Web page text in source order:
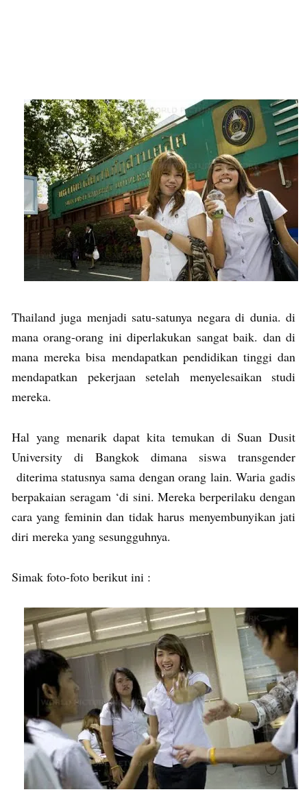
Thailand juga menjadi satu-satunya negara di dunia. di
mana orang-orang ini diperlakukan sangat baik. dan di
mana mereka bisa mendapatkan pendidikan tinggi dan
mendapatkan pekerjaan setelah menyelesaikan studi
mereka.
Hal yang menarik dapat kita temukan di Suan Dusit
University di Bangkok dimana siswa transgender
diterima statusnya sama dengan orang lain. Waria gadis
berpakaian seragam ‘di sini. Mereka berperilaku dengan
cara yang feminin dan tidak harus menyembunyikan jati
diri mereka yang sesungguhnya.
Simak foto-foto berikut ini :